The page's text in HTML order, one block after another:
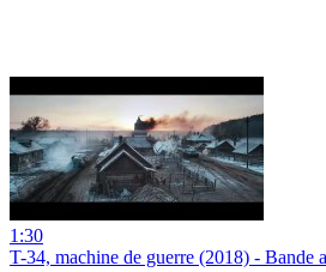
1:30
T-34, machine de guerre (2018) - Bande